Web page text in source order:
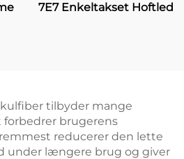
7E7 Enkeltakset Hoftled
tilbyder mange
forbedrer brugerens
reducerer den lette
længere brug og giver